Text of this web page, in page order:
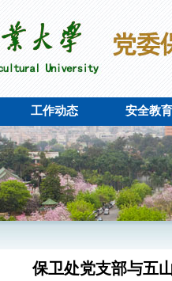
工作动态 安全教育
保卫处党支部与五